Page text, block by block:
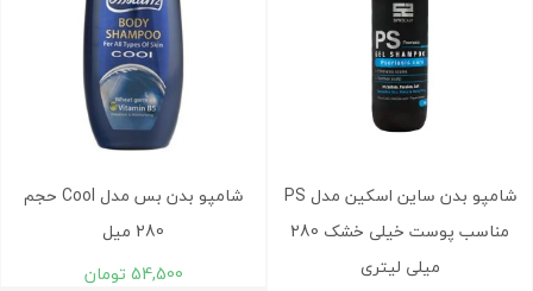
شامپو بدن ساين اسکين مدل PS
مناسب پوست خيلی خشک 280
ميلی لیتری
شامپو بدن بس مدل Cool حجم
280 میل
54,500 تومان